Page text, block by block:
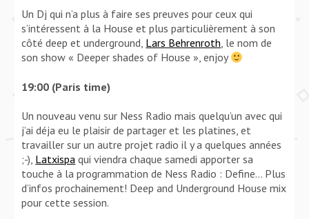
Un Dj qui n’a plus à faire ses preuves pour ceux qui
s’intéressent à la House et plus particulièrement à son
côté deep et underground, Lars Behrenroth, le nom de
son show « Deeper shades of House », enjoy
19:00 (Paris time)
Un nouveau venu sur Ness Radio mais quelqu’un avec qui
j’ai déja eu le plaisir de partager et les platines, et
travailler sur un autre projet radio il y a quelques années
;-), Latxispa qui viendra chaque samedi apporter sa
touche à la programmation de Ness Radio : Define… Plus
d’infos prochainement! Deep and Underground House mix
pour cette session.